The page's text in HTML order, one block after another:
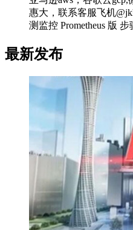
惠大，联系客服飞机
测监控 Prometheus 版 步
最新发布